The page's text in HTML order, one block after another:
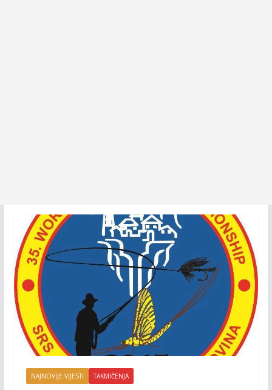
NAJNOVIJE VIJESTI TAKMIČENJA